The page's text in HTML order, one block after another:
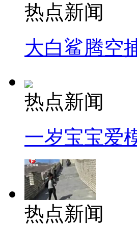
热点新闻
大白鲨腾空
热点新闻
一岁宝宝爱
热点新闻